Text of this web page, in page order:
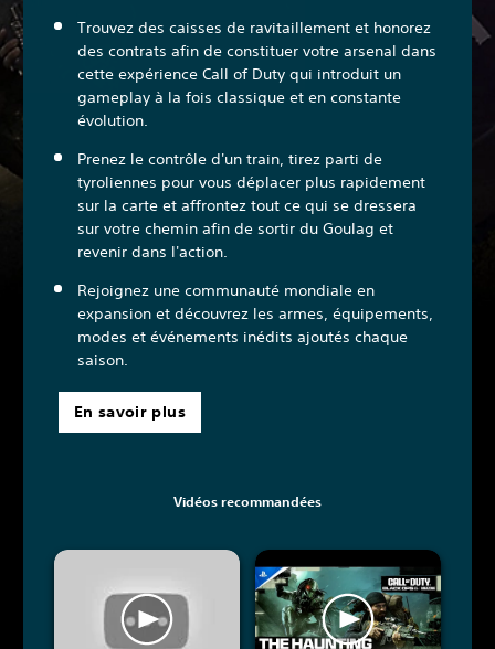
Trouvez des caisses de ravitaillement et honorez
des contrats afin de constituer votre arsenal dans
cette expérience Call of Duty qui introduit un
gameplay à la fois classique et en constante
évolution.
Prenez le contrôle d'un train, tirez parti de
tyroliennes pour vous déplacer plus rapidement
sur la carte et affrontez tout ce qui se dressera
sur votre chemin afin de sortir du Goulag et
revenir dans l'action.
Rejoignez une communauté mondiale en
expansion et découvrez les armes, équipements,
modes et événements inédits ajoutés chaque
saison.
En savoir plus
Vidéos recommandées